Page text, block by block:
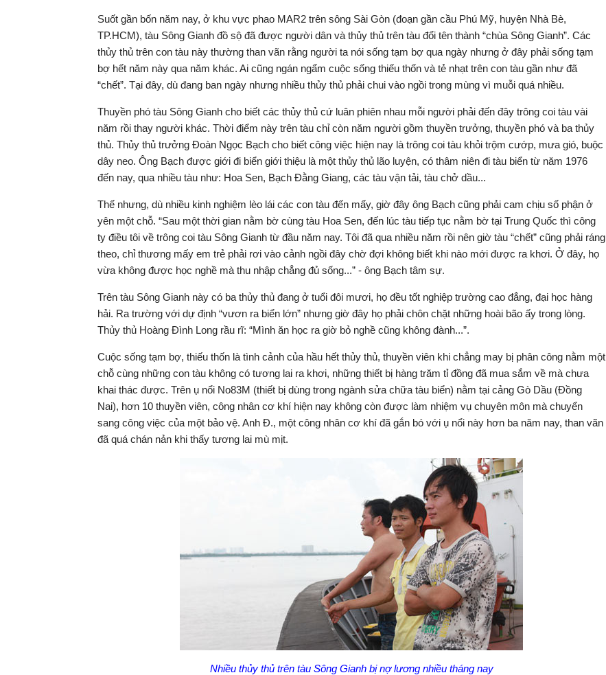
Suốt gần bốn năm nay, ở khu vực phao MAR2 trên sông Sài Gòn (đoạn gần cầu Phú Mỹ, huyện Nhà Bè,
TP.HCM), tàu Sông Gianh đồ sộ đã được người dân và thủy thủ trên tàu đổi tên thành “chùa Sông Gianh”. Các
thủy thủ trên con tàu này thường than vãn rằng người ta nói sống tạm bợ qua ngày nhưng ở đây phải sống tạm
bợ hết năm này qua năm khác. Ai cũng ngán ngẩm cuộc sống thiếu thốn và tẻ nhạt trên con tàu gần như đã
“chết”. Tại đây, dù đang ban ngày nhưng nhiều thủy thủ phải chui vào ngồi trong mùng vì muỗi quá nhiều.
Thuyền phó tàu Sông Gianh cho biết các thủy thủ cứ luân phiên nhau mỗi người phải đến đây trông coi tàu vài
năm rồi thay người khác. Thời điểm này trên tàu chỉ còn năm người gồm thuyền trưởng, thuyền phó và ba thủy
thủ. Thủy thủ trưởng Đoàn Ngọc Bạch cho biết công việc hiện nay là trông coi tàu khỏi trộm cướp, mưa gió, buộc
dây neo. Ông Bạch được giới đi biển giới thiệu là một thủy thủ lão luyện, có thâm niên đi tàu biển từ năm 1976
đến nay, qua nhiều tàu như: Hoa Sen, Bạch Đằng Giang, các tàu vận tải, tàu chở dầu...
Thế nhưng, dù nhiều kinh nghiệm lèo lái các con tàu đến mấy, giờ đây ông Bạch cũng phải cam chịu số phận ở
yên một chỗ. “Sau một thời gian nằm bờ cùng tàu Hoa Sen, đến lúc tàu tiếp tục nằm bờ tại Trung Quốc thì công
ty điều tôi về trông coi tàu Sông Gianh từ đầu năm nay. Tôi đã qua nhiều năm rồi nên giờ tàu “chết” cũng phải ráng
theo, chỉ thương mấy em trẻ phải rơi vào cảnh ngồi đây chờ đợi không biết khi nào mới được ra khơi. Ở đây, họ
vừa không được học nghề mà thu nhập chẳng đủ sống...” - ông Bạch tâm sự.
Trên tàu Sông Gianh này có ba thủy thủ đang ở tuổi đôi mươi, họ đều tốt nghiệp trường cao đẳng, đại học hàng
hải. Ra trường với dự định “vươn ra biển lớn” nhưng giờ đây họ phải chôn chặt những hoài bão ấy trong lòng.
Thủy thủ Hoàng Đình Long rầu rĩ: “Mình ăn học ra giờ bỏ nghề cũng không đành...”.
Cuộc sống tạm bợ, thiếu thốn là tình cảnh của hầu hết thủy thủ, thuyền viên khi chẳng may bị phân công nằm một
chỗ cùng những con tàu không có tương lai ra khơi, những thiết bị hàng trăm tỉ đồng đã mua sắm về mà chưa
khai thác được. Trên ụ nổi No83M (thiết bị dùng trong ngành sửa chữa tàu biển) nằm tại cảng Gò Dầu (Đồng
Nai), hơn 10 thuyền viên, công nhân cơ khí hiện nay không còn được làm nhiệm vụ chuyên môn mà chuyển
sang công việc của một bảo vệ. Anh Đ., một công nhân cơ khí đã gắn bó với ụ nổi này hơn ba năm nay, than vãn
đã quá chán nản khi thấy tương lai mù mịt.
Nhiều thủy thủ trên tàu Sông Gianh bị nợ lương nhiều tháng nay